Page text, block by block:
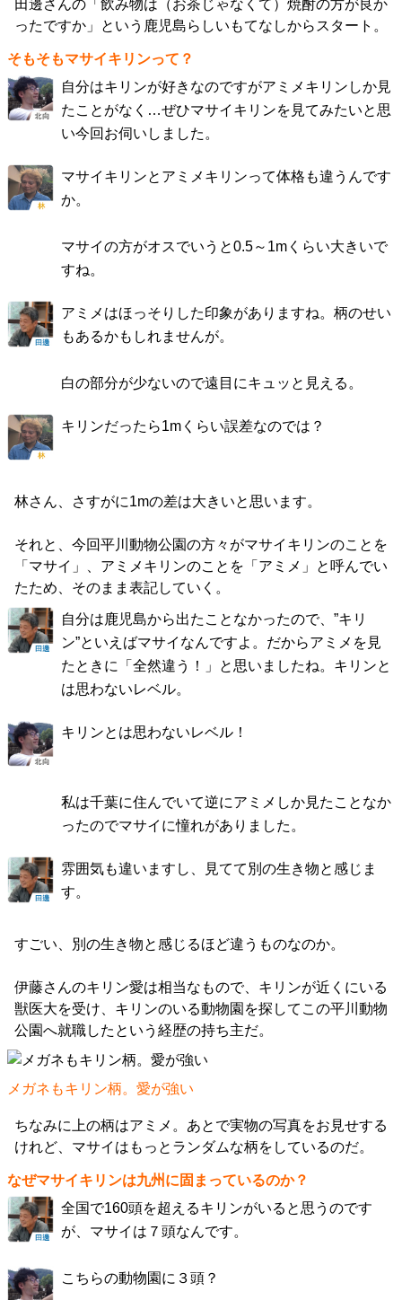
田邊さんの「飲み物は（お茶じゃなくて）焼酎の方が良か
ったですか」という鹿児島らしいもてなしからスタート。
そもそもマサイキリンって？
自分はキリンが好きなのですがアミメキリンしか見
たことがなく…ぜひマサイキリンを見てみたいと思
い今回お伺いしました。
マサイキリンとアミメキリンって体格も違うんです
か。
マサイの方がオスでいうと0.5～1mくらい大きいで
すね。
アミメはほっそりした印象がありますね。柄のせい
もあるかもしれませんが。
白の部分が少ないので遠目にキュッと見える。
キリンだったら1mくらい誤差なのでは？
林さん、さすがに1mの差は大きいと思います。
それと、今回平川動物公園の方々がマサイキリンのことを
「マサイ」、アミメキリンのことを「アミメ」と呼んでい
たため、そのまま表記していく。
自分は鹿児島から出たことなかったので、”キリ
ン”といえばマサイなんですよ。だからアミメを見
たときに「全然違う！」と思いましたね。キリンと
は思わないレベル。
キリンとは思わないレベル！
私は千葉に住んでいて逆にアミメしか見たことなか
ったのでマサイに憧れがありました。
雰囲気も違いますし、見てて別の生き物と感じま
す。
すごい、別の生き物と感じるほど違うものなのか。
伊藤さんのキリン愛は相当なもので、キリンが近くにいる
獣医大を受け、キリンのいる動物園を探してこの平川動物
公園へ就職したという経歴の持ち主だ。
メガネもキリン柄。愛が強い
ちなみに上の柄はアミメ。あとで実物の写真をお見せする
けれど、マサイはもっとランダムな柄をしているのだ。
なぜマサイキリンは九州に固まっているのか？
全国で160頭を超えるキリンがいると思うのです
が、マサイは７頭なんです。
こちらの動物園に３頭？